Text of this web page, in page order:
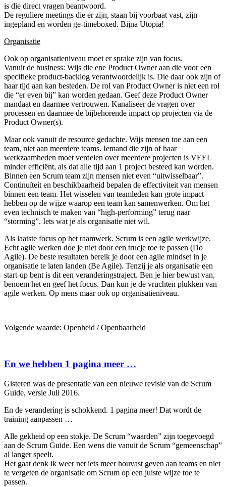
is die direct vragen beantwoord.
De reguliere meetings die er zijn, staan bij voorbaat vast, zijn
ingepland en worden ge-timeboxed. Bijna Utopia!
Organisatie
Ook op organisatieniveau moet er sprake zijn van focus.
Vanuit de business: Wijs die ene Product Owner aan die voor een
specifieke product-backlog verantwoordelijk is. Die daar ook zijn of
haar tijd aan kan besteden. De rol van Product Owner is niet een rol
die “er even bij” kan worden gedaan. Geef deze Product Owner
mandaat en daarmee vertrouwen. Kanaliseer de vragen over
processen en daarmee de bijbehorende impact op projecten via de
Product Owner(s).
Maar ook vanuit de resource gedachte. Wijs mensen toe aan een
team, niet aan meerdere teams. Iemand die zijn of haar
werkzaamheden moet verdelen over meerdere projecten is VEEL
minder efficiënt, als dat alle tijd aan 1 project besteed kan worden.
Binnen een Scrum team zijn mensen niet even “uitwisselbaar”.
Continuïteit en beschikbaarheid bepalen de effectiviteit van mensen
binnen een team. Het wisselen van teamleden kan grote impact
hebben op de wijze waarop een team kan samenwerken. Om het
even technisch te maken van “high-performing” terug naar
“storming”. Iets wat je als organisatie niet wil.
Als laatste focus op het raamwerk. Scrum is een agile werkwijze.
Echt agile werken doe je niet door een trucje toe te passen (Do
Agile). De beste resultaten bereik je door een agile mindset in je
organisatie te laten landen (Be Agile). Tenzij je als organisatie een
start-up bent is dit een veranderingstraject. Ben je hier bewust van,
benoem het en geef het focus. Dan kun je de vruchten plukken van
agile werken. Op mens maar ook op organisatieniveau.
Volgende waarde: Openheid / Openbaarheid
En we hebben 1 pagina meer …
Gisteren was de presentatie van een nieuwe revisie van de Scrum
Guide, versie Juli 2016.
En de verandering is schokkend. 1 pagina meer! Dat wordt de
training aanpassen …
Alle gekheid op een stokje. De Scrum “waarden” zijn toegevoegd
aan de Scrum Guide. Een wens die vanuit de Scrum “gemeenschap”
al langer speelt.
Het gaat denk ik weer net iets meer houvast geven aan teams en niet
te vergeten de organisatie om Scrum op een juiste wijze toe te
passen.